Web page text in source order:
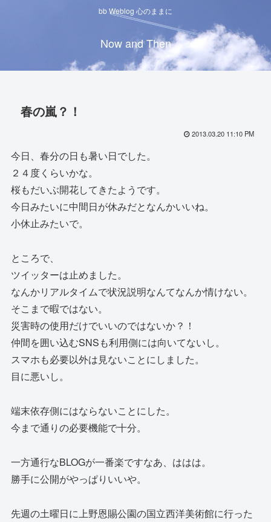
bb Weblog 心のままに
Now and Then
春の嵐？！
2013.03.20 11:10 PM
今日、春分の日も暑い日でした。
２４度くらいかな。
桜もだいぶ開花してきたようです。
今日みたいに中間日が休みだとなんかいいね。
小休止みたいで。
ところで、
ツイッターは止めました。
なんかリアルタイムで状況説明なんてなんか情けない。
そこまで暇ではない。
災害時の使用だけでいいのではないか？！
仲間を囲い込むSNSも利用側には向いてないし。
スマホも必要以外は見ないことにしました。
目に悪いし。
端末依存側にはならないことにした。
今まで通りの必要機能で十分。
一方通行なBLOGが一番楽ですなあ、ははは。
勝手に公開がやっぱりいいや。
先週の土曜日に上野恩賜公園の国立西洋美術館に行った